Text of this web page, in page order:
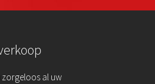
zorgeloos al uw